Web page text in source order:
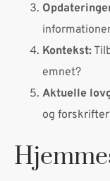
Kontekst:
emnet?
Aktuelle
og